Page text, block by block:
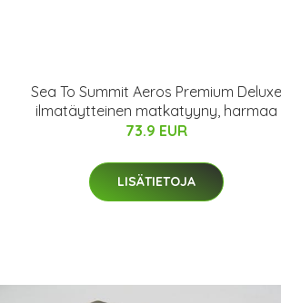
Sea To Summit Aeros Premium Deluxe
ilmatäytteinen matkatyyny, harmaa
73.9 EUR
LISÄTIETOJA